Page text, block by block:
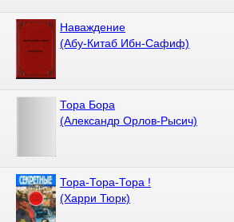
Наваждение
(Абу-Китаб Ибн-Сафиф)
Тора Бора
(Александр Орлов-Рысич)
Тора-Тора-Тора !
(Харри Тюрк)